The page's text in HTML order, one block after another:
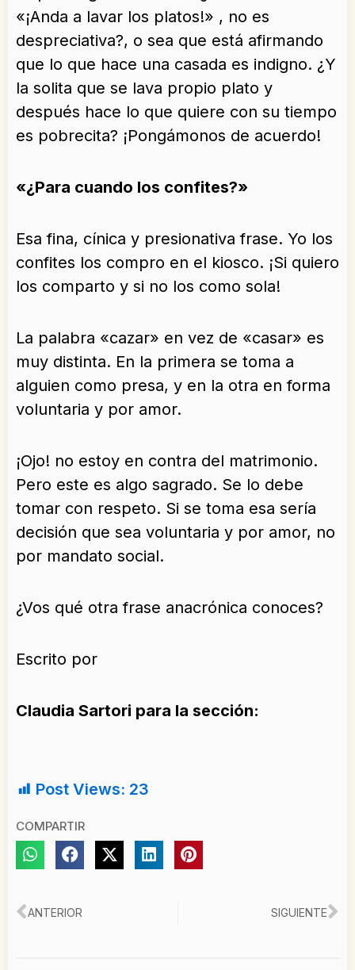
«¡Anda a lavar los platos!» , no es
despreciativa?, o sea que está afirmando
que lo que hace una casada es indigno. ¿Y
la solita que se lava propio plato y
después hace lo que quiere con su tiempo
es pobrecita? ¡Pongámonos de acuerdo!
«¿Para cuando los confites?»
Esa fina, cínica y presionativa frase. Yo los
confites los compro en el kiosco. ¡Si quiero
los comparto y si no los como sola!
La palabra «cazar» en vez de «casar» es
muy distinta. En la primera se toma a
alguien como presa, y en la otra en forma
voluntaria y por amor.
¡Ojo! no estoy en contra del matrimonio.
Pero este es algo sagrado. Se lo debe
tomar con respeto. Si se toma esa sería
decisión que sea voluntaria y por amor, no
por mandato social.
¿Vos qué otra frase anacrónica conoces?
Escrito por
Claudia Sartori para la sección:
Post Views: 23
COMPARTIR
Ant
ANTERIOR SIGUIENTE